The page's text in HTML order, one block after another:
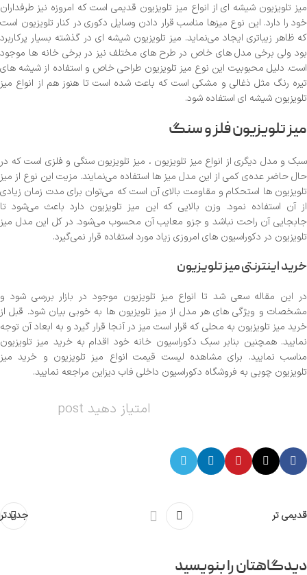
میز تلویزیون شیشه ای از انواع میز تلویزیون قدیمی است که امروزه نیز طرفداران
خود را دارد. این نوع میزها مناسب قرار دادن وسایل دکوری در کنار تلویزیون است
که ظاهر زیباتری ایجاد می‌نماید. میز تلویزیون شیشه ای در گذشته بسیار پرکاربرد
بود ولی برخی مدل های خاص در طرح های مختلف نیز در برخی خانه ها موجود
است. دلیل محبوبیت این نوع میز تلویزیون طراحی خاص و استفاده از شیشه های
تیره رنگ مثل ذغالی و مشکی است که باعث شده است تا هنوز هم از انواع میز
تلویزیون شیشه ای استفاده شود.
میز تلویزیون فلز و سنگ
سبک و مدل دیگری از انواع میز تلویزیون ، میز تلویزیون سنگی و فلزی است که در
حال حاضر عده‌ی کمی از این مدل میز ها استفاده می‌نمایند. مزیت این نوع از میز
تلویزیون ها استحکام و مقاومت بالای آن است که می‌توان برای مدت زمان زیادی
از آن استفاده نمود. وزن بالایی که این میز تلویزیون دارد باعث می‌شود تا
جابجایی آن راحت نباشد و جزو معایب آن محسوب می‌شود. در کل این مدل میز
تلویزیون در دکوراسیون های امروزی زیاد مورد استفاده قرار نمی‌گیرد.
خرید اینترنتی میز تلویزیون
در این مقاله سعی شد تا انواع میز تلویزیون موجود در بازار بررسی شود و
مشخصات و ویژگی های هر مدل از میز تلویزیون ها به خوبی بیان شود. قبل از
خرید میز تلویزیون به محلی که قرار است میز در آنجا قرار گیرد و به ابعاد آن توجه
نمایید. همچنین بنابر سبک دکوراسیون خانه خود اقدام به خرید میز تلویزیون
مناسب نمایید. برای مشاهده لیست قیمت انواع میز تلویزیون و خرید میز
تلویزیون چوبی به فروشگاه دکوراسیون داخلی فاب دیزاین مراجعه نمایید.
امتیاز دهید post
جدیدتر قدیمی تر
دیدگاهتان را بنویسید